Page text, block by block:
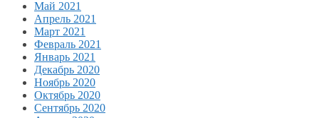
Май 2021
Апрель 2021
Март 2021
Февраль 2021
Январь 2021
Декабрь 2020
Ноябрь 2020
Октябрь 2020
Сентябрь 2020